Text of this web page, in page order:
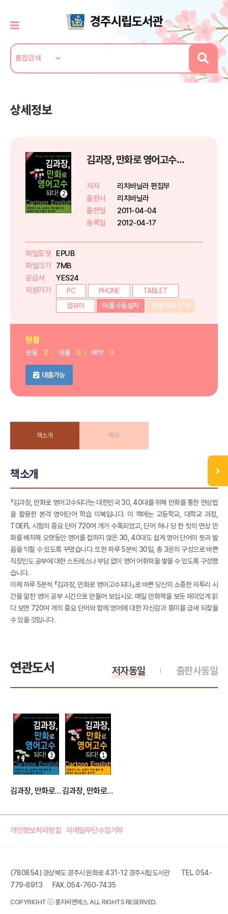
상세정보
김과장, 만화로 영어고수되다! - 중수편
저자
리치바닐라 편집부
출판사
리치바닐라
출판일
2011-04-04
등록일
2012-04-17
파일포맷
EPUB
파일크기
7MB
공급사
YES24
지원기기
PC PHONE
TABLET
웹뷰어
어플 수동설치 어플 설치 안내
현황
보유 2 대출 0 예약 0
대출가능
책소개 목차
책소개
『김과장, 만화로 영어고수되다!는 대한민국 30, 40대를 위해 만화를 통한 연상법
을 활용한 본격 영어단어 학습 이북입니다. 이 책에는 고등학교, 대학교 과정,
TOEFL 시험의 중요 단어 720여 개가 수록되었고, 단어 하나 당 한 컷의 연상 만
화를 배치해 오랫동안 영어를 접하지 않은 30, 40대도 쉽게 영어 단어의 뜻과 발
음을 익힐 수 있도록 꾸몄습니다. 또한 하루 5분씩 30일, 총 3권의 구성으로 바쁜
직장인도 공부에 대한 스트레스나 부담 없이 영어 어휘력을 쌓을 수 있도록 구성했
습니다.
이제 하루 5분씩 『김과장, 만화로 영어고수되다』로 바쁜 당신의 소중한 자투리 시
간을 알찬 영어 공부 시간으로 만들어 보십시오. 매일 만화책을 보듯 재미있게 읽
다 보면 720여 개의 중요 단어와 함께 영어에 대한 자신감과 흥미를 금새 되찾을
수 있을 것입니다.
연관도서 출판사동일
저자동일
김과장, 만화로 영어고수되다! - 고수편 김과장, 만화로 영어고수되다! - 초짜편
개인정보처리방침 이메일무단수집거부
(780854) 경상북도 경주시 원화로 431-12 경주시립도서관
TEL. 054-
779-8913
FAX. 054-760-7435
COPYRIGHT ⓒ 홍지씨앤에스. ALL RIGHTS RESERVED.